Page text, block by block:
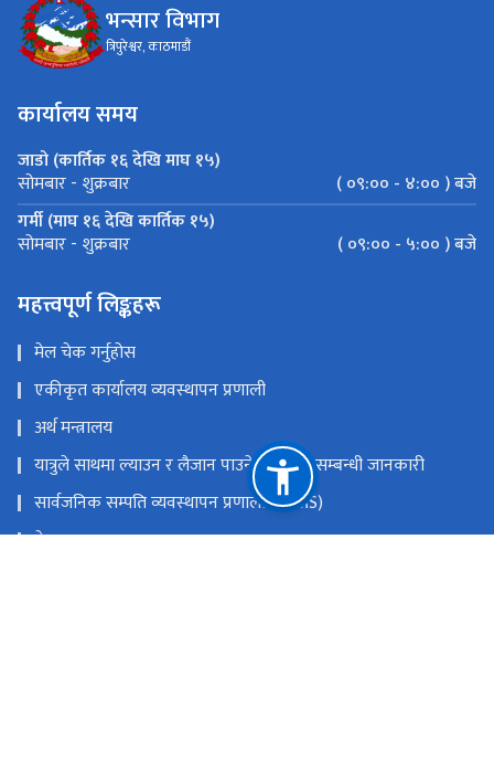
भन्सार विभाग
त्रिपुरेश्वर, काठमाडौं
कार्यालय समय
जाडो (कार्तिक १६ देखि माघ १५)
सोमबार - शुक्रबार
( ०९:०० - ४:०० ) बजे
गर्मी (माघ १६ देखि कार्तिक १५)
सोमबार - शुक्रबार ( ०९:०० - ५:०० ) बजे
महत्त्वपूर्ण लिङ्कहरू
मेल चेक गर्नुहोस
एकीकृत कार्यालय व्यवस्थापन प्रणाली
अर्थ मन्त्रालय
यात्रुले साथमा ल्याउन र लैजान पाउने मालवस्तु सम्बन्धी जानकारी
सार्वजनिक सम्पति व्यवस्थापन प्रणाली (PAMS)
नेपाल राजपत्र